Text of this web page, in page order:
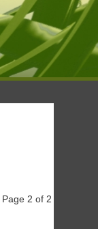
Page 2 of 2